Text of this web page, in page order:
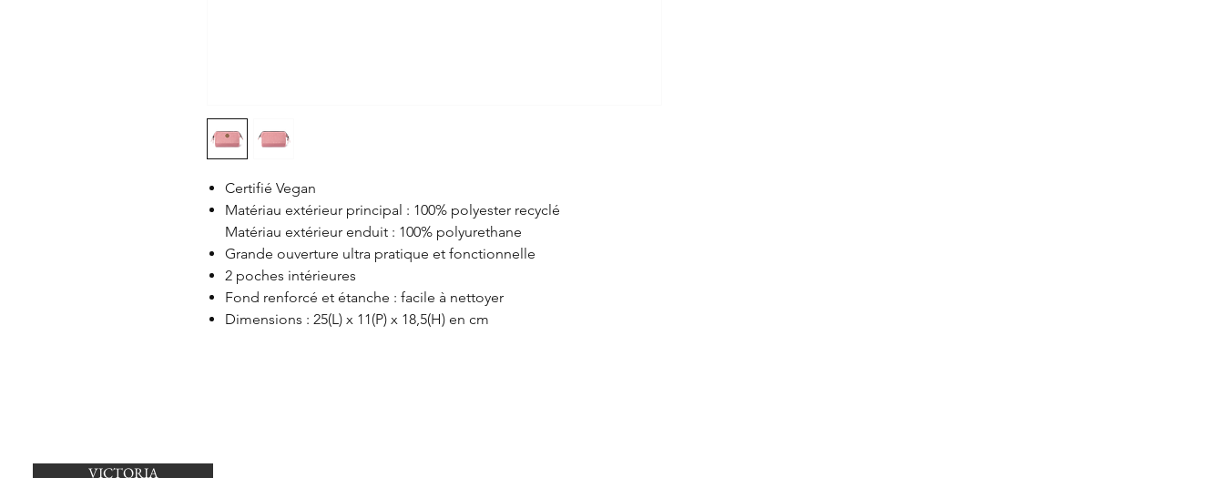
Certifié Vegan
Matériau extérieur principal : 100% polyester recyclé
Matériau extérieur enduit : 100% polyurethane
Grande ouverture ultra pratique et fonctionnelle
2 poches intérieures
Fond renforcé et étanche : facile à nettoyer
Dimensions : 25(L) x 11(P) x 18,5(H) en cm
VICTORIA